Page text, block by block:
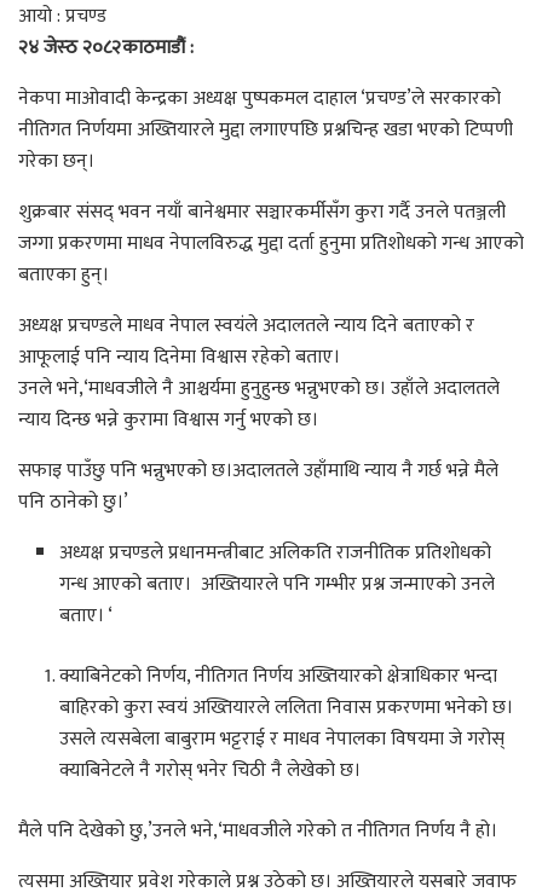
२४ जेस्ठ २०८२काठमाडौं :
नेकपा माओवादी केन्द्रका अध्यक्ष पुष्पकमल दाहाल ‘प्रचण्ड’ले सरकारको
नीतिगत निर्णयमा अख्तियारले मुद्दा लगाएपछि प्रश्नचिन्ह खडा भएको टिप्पणी
गरेका छन्।
शुक्रबार संसद् भवन नयाँ बानेश्वमार सञ्चारकर्मीसँग कुरा गर्दै उनले पतञ्जली
जग्गा प्रकरणमा माधव नेपालविरुद्ध मुद्दा दर्ता हुनुमा प्रतिशोधको गन्ध आएको
बताएका हुन्।
अध्यक्ष प्रचण्डले माधव नेपाल स्वयंले अदालतले न्याय दिने बताएको र
आफूलाई पनि न्याय दिनेमा विश्वास रहेको बताए।
उनले भने,‘माधवजीले नै आश्चर्यमा हुनुहुन्छ भन्नुभएको छ। उहाँले अदालतले
न्याय दिन्छ भन्ने कुरामा विश्वास गर्नु भएको छ।
सफाइ पाउँछु पनि भन्नुभएको छ।अदालतले उहाँमाथि न्याय नै गर्छ भन्ने मैले
पनि ठानेको छु।’
अध्यक्ष प्रचण्डले प्रधानमन्त्रीबाट अलिकति राजनीतिक प्रतिशोधको
गन्ध आएको बताए। अख्तियारले पनि गम्भीर प्रश्न जन्माएको उनले
बताए। ‘
क्याबिनेटको निर्णय, नीतिगत निर्णय अख्तियारको क्षेत्राधिकार भन्दा
बाहिरको कुरा स्वयं अख्तियारले ललिता निवास प्रकरणमा भनेको छ।
उसले त्यसबेला बाबुराम भट्टराई र माधव नेपालका विषयमा जे गरोस्
क्याबिनेटले नै गरोस् भनेर चिठी नै लेखेको छ।
मैले पनि देखेको छु,’उनले भने,‘माधवजीले गरेको त नीतिगत निर्णय नै हो।
त्यसमा अख्तियार प्रवेश गरेकाले प्रश्न उठेको छ। अख्तियारले यसबारे जवाफ